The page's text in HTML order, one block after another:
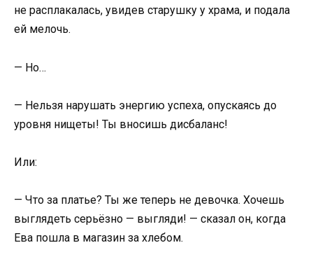
не расплакалась, увидев старушку у храма, и подала
ей мелочь.
— Но…
— Нельзя нарушать энергию успеха, опускаясь до
уровня нищеты! Ты вносишь дисбаланс!
Или:
— Что за платье? Ты же теперь не девочка. Хочешь
выглядеть серьёзно — выгляди! — сказал он, когда
Ева пошла в магазин за хлебом.